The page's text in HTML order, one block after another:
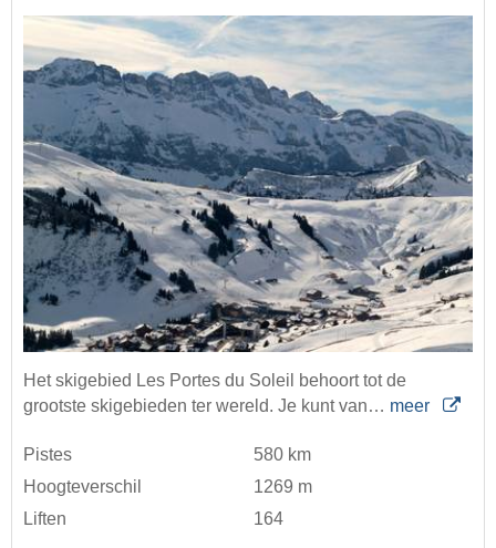
Het skigebied Les Portes du Soleil behoort tot de
grootste skigebieden ter wereld. Je kunt van… meer
Pistes
580 km
Hoogteverschil
1269 m
Liften
164